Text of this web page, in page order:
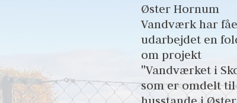
Øster Hornum
Vandværk har
udarbejdet en
om projekt
"Vandværket i
som er omdelt